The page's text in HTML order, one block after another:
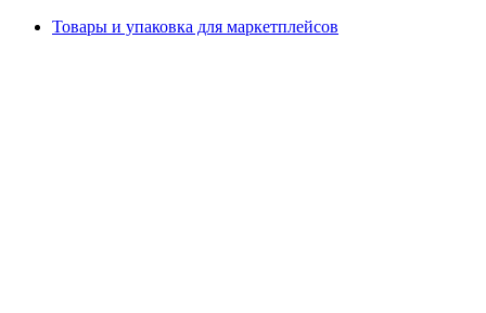
Товары и упаковка для маркетплейсов